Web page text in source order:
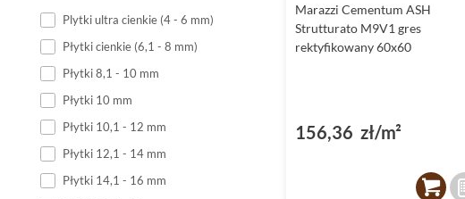
Plytki ultra cienkie (4 - 6 mm)
Płytki cienkie (6,1 - 8 mm)
Płytki 8,1 - 10 mm
Płytki 10 mm
Płytki 10,1 - 12 mm
Płytki 12,1 - 14 mm
Płytki 14,1 - 16 mm
Marazzi Cementum ASH
Strutturato M9V1 gres
rektyfikowany 60x60
156,36 zł/m²